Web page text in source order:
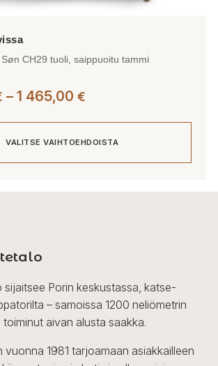
CH29 tuoli, saippuoitu tammi
– 1 465,00 €
-
1
VALITSE VAIHTOEHDOISTA
sijaitsee Porin keskustassa, katse-
– samoissa 1200 neliömetrin
aivan alusta saakka.
vuonna 1981 tarjoamaan asiakkailleen